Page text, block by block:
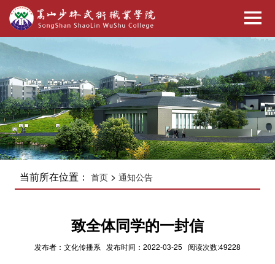
当前所在位置： 首页> 通知公告
致全体同学的一封信
发布者：文化传播系 发布时间：2022-03-25 阅读次数:49228